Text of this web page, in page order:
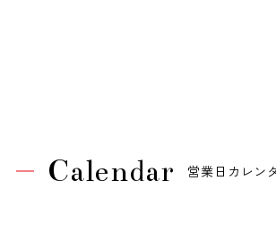
Calendar 営業日カレン